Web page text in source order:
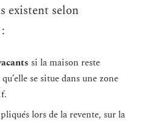
existent selon
si la maison reste
se situe dans une zone
lors de la revente, sur la